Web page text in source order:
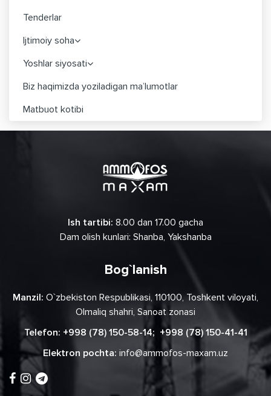
Tenderlar
Ijtimoiy soha
Yoshlar siyosati
Biz haqimizda yoziladigan ma’lumotlar
Matbuot kotibi
Ish tartibi: 8.00 dan 17.00 gacha
Dam olish kunlari: Shanba, Yakshanba
Bog`lanish
Manzil: O`zbekiston Respublikasi, 110100, Toshkent viloyati,
Olmaliq shahri, Sanoat zonasi
Telefon: +998 (78) 150-58-14; +998 (78) 150-41-41
Elektron pochta: info@ammofos-maxam.uz